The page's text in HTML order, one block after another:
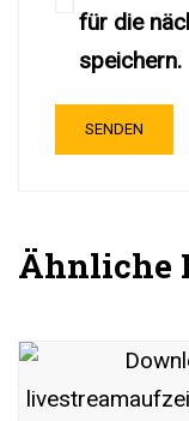
für die
speichern.
Ähnliche